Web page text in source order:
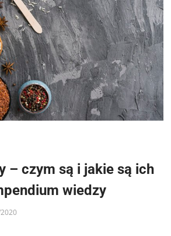
– czym są i jakie są ich
wiedzy